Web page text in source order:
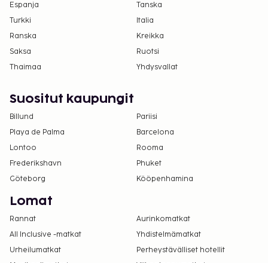
takuumaksut eivät välttämättä sisällä veroja, ja ne
saattavat muuttua.
tässä majoituspaikassa. Saat lisätietoja asiasta
varausvahvistuksessa olevien tietojen avulla.
Kaikki maksut voidaan maksaa käteisettömillä
maksutavoilla.
Espanja
Tanska
Turkki
Italia
Ranska
Kreikka
Saksa
Ruotsi
Thaimaa
Yhdysvallat
Suositut kaupungit
Billund
Pariisi
Playa de Palma
Barcelona
Lontoo
Rooma
Frederikshavn
Phuket
Göteborg
Kööpenhamina
Lomat
Rannat
Aurinkomatkat
All Inclusive -matkat
Yhdistelmämatkat
Urheilumatkat
Perheystävälliset hotellit